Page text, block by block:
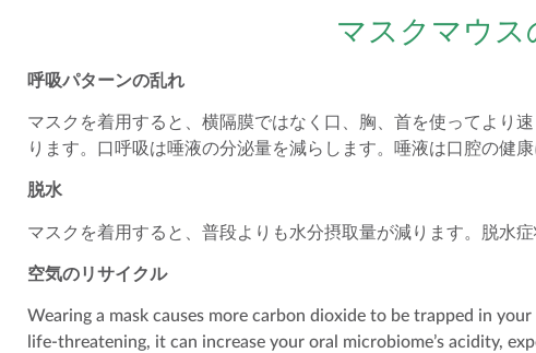
マスクマウス
呼吸パターンの乱れ
マスクを着用すると、横隔膜ではなく口、胸、首を使ってより
ります。口呼吸は唾液の分泌量を減らします。唾液は口腔の健
脱水
マスクを着用すると、普段よりも水分摂取量が減ります。脱水
空気のリサイクル
Wearing a mask causes more carbon dioxide to be trapped in
life-threatening, it can increase your oral microbiome’s acidity,